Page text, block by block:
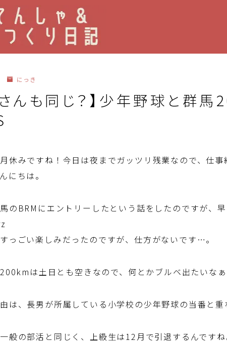
にっき
さんも同じ？】少年野球と群
休みですね！今日は夜までガッツリ残業なので、仕
にちは。
のBRMにエントリーしたという話をしたのですが、
っごい楽しみだったのですが、仕方がないです…。
は土日とも空きなので、何とかブルベ出たいなぁ
は、長男が所属している小学校の少年野球の当番と重
般の部活と同じく、上級生は12月で引退するんですね